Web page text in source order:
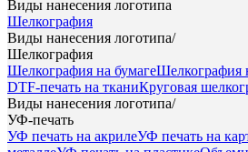
Виды нанесения логотипа
Шелкография
Виды нанесения логотипа/
Шелкография
Шелкография на бумагеШелкография
DTF-печать на тканиКруговая
Виды нанесения логотипа/
УФ-печать
УФ печать на акрилеУФ печать на